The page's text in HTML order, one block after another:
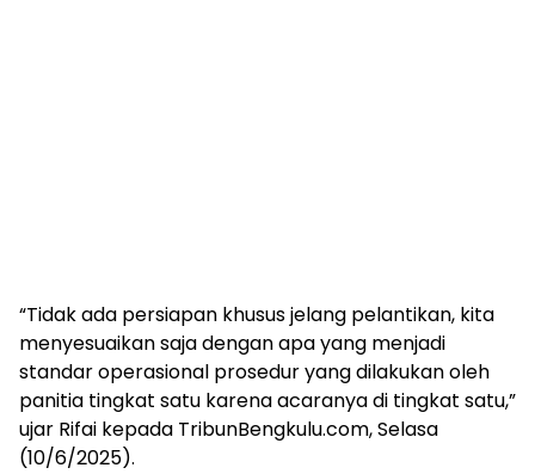
“Tidak ada persiapan khusus jelang pelantikan, kita
menyesuaikan saja dengan apa yang menjadi
standar operasional prosedur yang dilakukan oleh
panitia tingkat satu karena acaranya di tingkat satu,”
ujar Rifai kepada TribunBengkulu.com, Selasa
(10/6/2025).